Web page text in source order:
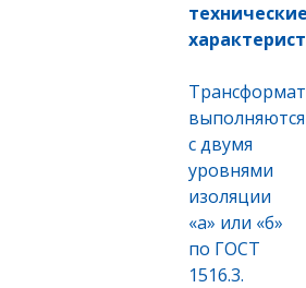
выполняются
с двумя
уровнями
изоляции
«а» или «б»
по ГОСТ
1516.3.